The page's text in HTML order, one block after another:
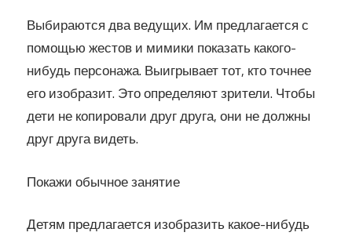
Выбираются два ведущих. Им предлагается с
помощью жестов и мимики показать какого-
нибудь персонажа. Выигрывает тот, кто точнее
его изобразит. Это определяют зрители. Чтобы
дети не копировали друг друга, они не должны
друг друга видеть.
Покажи обычное занятие
Детям предлагается изобразить какое-нибудь